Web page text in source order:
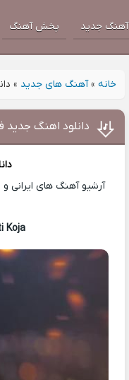
آهنگ جدید پخش آهنگ
خانه »آهنگ های جدید »
دانلود اهنگ جدید
آرشیو آهنگ های ایرانی
Koja